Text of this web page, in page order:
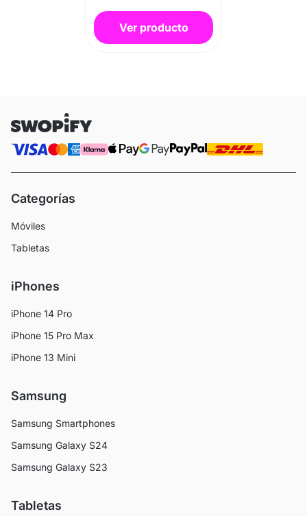
Ver producto
Categorías
Móviles
Tabletas
iPhones
iPhone 14 Pro
iPhone 15 Pro Max
iPhone 13 Mini
Samsung
Samsung Smartphones
Samsung Galaxy S24
Samsung Galaxy S23
Tabletas